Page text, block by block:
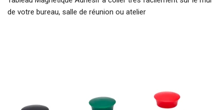
de votre bureau, salle de réunion ou atelier